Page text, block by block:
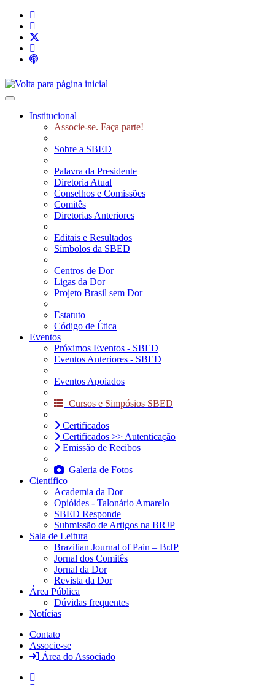
Toggle navigation
Institucional
Associe-se. Faça parte!
Sobre a SBED
Palavra da Presidente
Diretoria Atual
Conselhos e Comissões
Comitês
Diretorias Anteriores
Editais e Resultados
Símbolos da SBED
Centros de Dor
Ligas da Dor
Projeto Brasil sem Dor
Estatuto
Código de Ética
Eventos
Próximos Eventos - SBED
Eventos Anteriores - SBED
Eventos Apoiados
Cursos e Simpósios SBED
Certificados
Certificados >> Autenticação
Emissão de Recibos
Galeria de Fotos
Científico
Academia da Dor
Opióides - Talonário Amarelo
SBED Responde
Submissão de Artigos na BRJP
Sala de Leitura
Brazilian Journal of Pain – BrJP
Jornal dos Comitês
Jornal da Dor
Revista da Dor
Área Pública
Dúvidas frequentes
Notícias
Contato
Associe-se
Área do Associado